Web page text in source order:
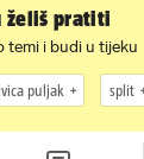
želiš pratiti
temi i budi u tijeku
ivica puljak split